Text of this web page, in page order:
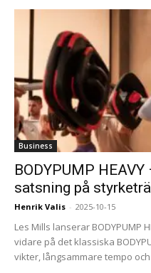
Business
BODYPUMP
satsning på
Henrik Valis - 2025-10-15
Les Mills lanserar BODYPUMP
vidare på det klassiska
vikter, långsammare tempo